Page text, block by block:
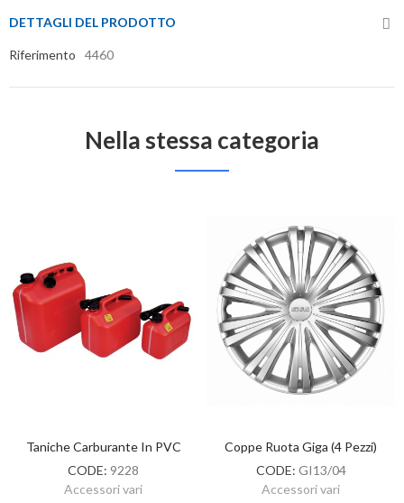
DETTAGLI DEL PRODOTTO
Riferimento 4460
Nella stessa categoria
Taniche Carburante In PVC
CODE: 9228
Accessori vari
Coppe Ruota Giga (4 Pezzi)
CODE: GI13/04
Accessori vari